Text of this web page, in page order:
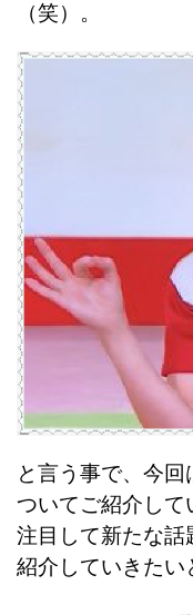
（笑）。
と言う事で、今回
ついてご紹介して
注目して新たな話
紹介していきたい